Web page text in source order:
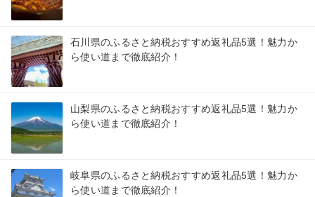
石川県のふるさと納税おすすめ返礼品5選！魅力か
ら使い道まで徹底紹介！
山梨県のふるさと納税おすすめ返礼品5選！魅力か
ら使い道まで徹底紹介！
岐阜県のふるさと納税おすすめ返礼品5選！魅力か
ら使い道まで徹底紹介！